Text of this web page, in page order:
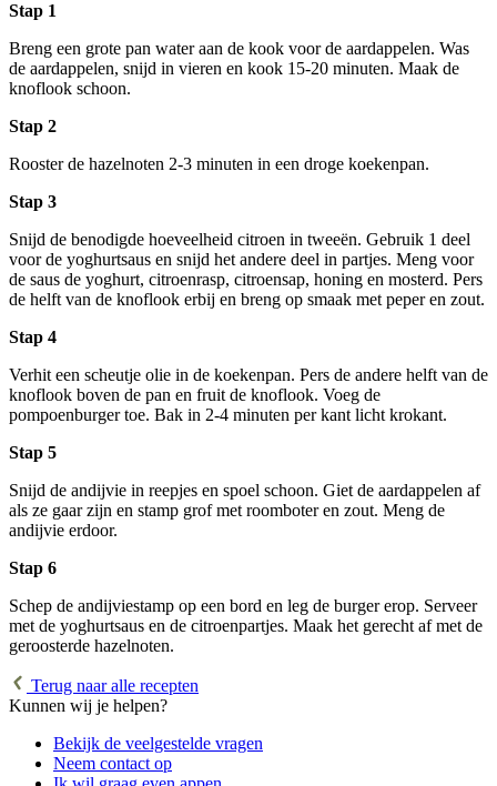
Stap 1
Breng een grote pan water aan de kook voor de aardappelen. Was
de aardappelen, snijd in vieren en kook 15-20 minuten. Maak de
knoflook schoon.
Stap 2
Rooster de hazelnoten 2-3 minuten in een droge koekenpan.
Stap 3
Snijd de benodigde hoeveelheid citroen in tweeën. Gebruik 1 deel
voor de yoghurtsaus en snijd het andere deel in partjes. Meng voor
de saus de yoghurt, citroenrasp, citroensap, honing en mosterd. Pers
de helft van de knoflook erbij en breng op smaak met peper en zout.
Stap 4
Verhit een scheutje olie in de koekenpan. Pers de andere helft van de
knoflook boven de pan en fruit de knoflook. Voeg de
pompoenburger toe. Bak in 2-4 minuten per kant licht krokant.
Stap 5
Snijd de andijvie in reepjes en spoel schoon. Giet de aardappelen af
als ze gaar zijn en stamp grof met roomboter en zout. Meng de
andijvie erdoor.
Stap 6
Schep de andijviestamp op een bord en leg de burger erop. Serveer
met de yoghurtsaus en de citroenpartjes. Maak het gerecht af met de
geroosterde hazelnoten.
Terug naar alle recepten
Kunnen wij je helpen?
Bekijk de veelgestelde vragen
Neem contact op